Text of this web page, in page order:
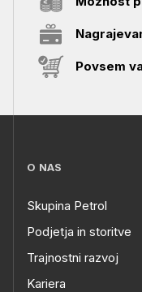
Povsem
O NAS
Skupina Petrol
Podjetja in storitve
Trajnostni razvoj
Kariera